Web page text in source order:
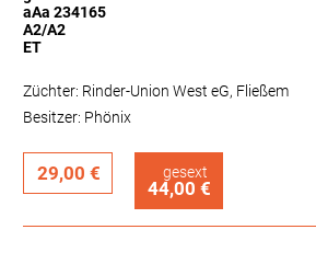
aAa 234165
A2/A2
ET
Züchter: Rinder-Union West eG, Fließem
Besitzer: Phönix
29,00 € gesext
44,00 €